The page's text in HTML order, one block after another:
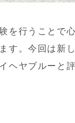
を行うことで
す。今回は新
ヘヤブルーと